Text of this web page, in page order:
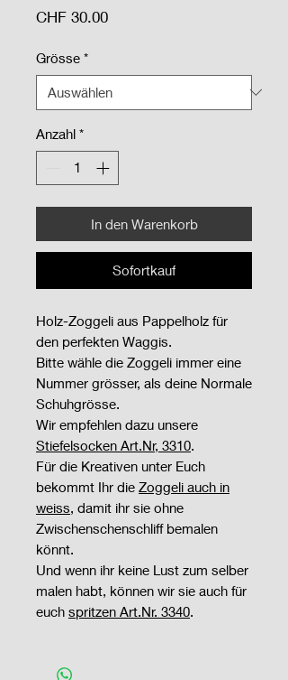
CHF 30.00Preis
Grösse *
Anzahl *
In den Warenkorb
Sofortkauf
Holz-Zoggeli aus Pappelholz für
den perfekten Waggis.
Bitte wähle die Zoggeli immer eine
Nummer grösser, als deine Normale
Schuhgrösse.
Wir empfehlen dazu unsere
Stiefelsocken Art.Nr, 3310.
Für die Kreativen unter Euch
bekommt Ihr die Zoggeli auch in
weiss, damit ihr sie ohne
Zwischenschenschliff bemalen
könnt.
Und wenn ihr keine Lust zum selber
malen habt, können wir sie auch für
euch spritzen Art.Nr. 3340.